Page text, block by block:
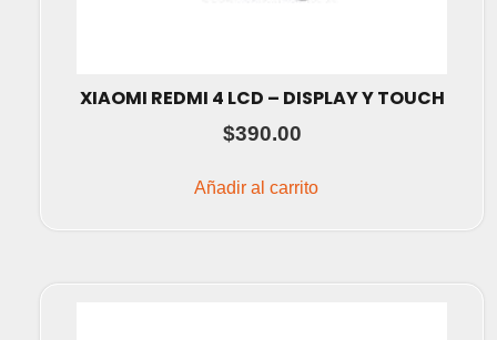
XIAOMI REDMI 4 LCD – DISPLAY Y TOUCH
$390.00
Añadir al carrito